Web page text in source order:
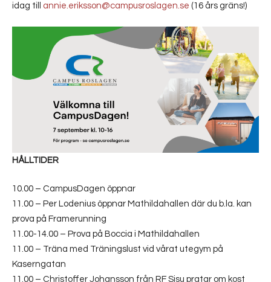
idag till annie.eriksson@campusroslagen.se (16 års gräns!)
HÅLLTIDER
10.00 – CampusDagen öppnar
11.00 – Per Lodenius öppnar Mathildahallen där du b.la. kan
prova på Framerunning
11.00-14.00 – Prova på Boccia i Mathildahallen
11.00 – Träna med Träningslust vid vårat utegym på
Kaserngatan
11.00 – Christoffer Johansson från RF Sisu pratar om kost